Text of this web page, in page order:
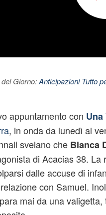
del Giorno:Anticipazioni Tutto
appuntamento con Una
, in onda da lunedì al
svelano che Blanca
di Acacias 38. La
dalle accuse di
con Samuel.
mai da una